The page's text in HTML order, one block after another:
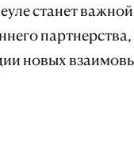
станет
новых